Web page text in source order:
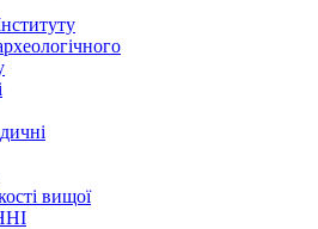
вищої